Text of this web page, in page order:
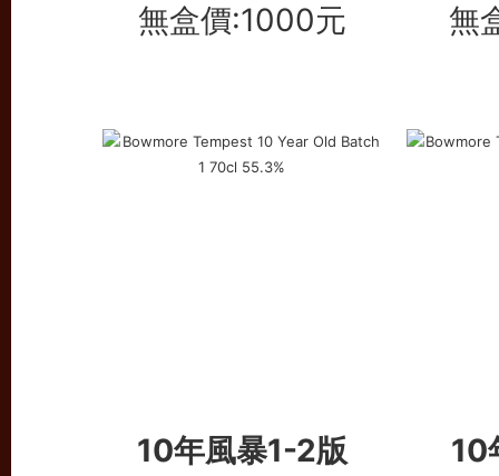
無盒價:1000元
無
10年風暴1-2版 10